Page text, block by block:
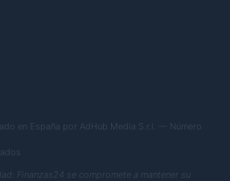
en España por AdHub Media S.r.l. — Número
Finanzas24 se compromete a mantener su